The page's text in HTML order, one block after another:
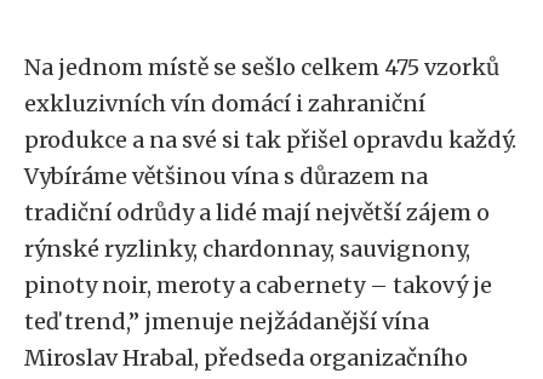
Na jednom místě se sešlo celkem 475 vzorků
exkluzivních vín domácí i zahraniční
produkce a na své si tak přišel opravdu každý.
Vybíráme většinou vína s důrazem na
tradiční odrůdy a lidé mají největší zájem o
rýnské ryzlinky, chardonnay, sauvignony,
pinoty noir, meroty a cabernety – takový je
teď trend,” jmenuje nejžádanější vína
Miroslav Hrabal, předseda organizačního